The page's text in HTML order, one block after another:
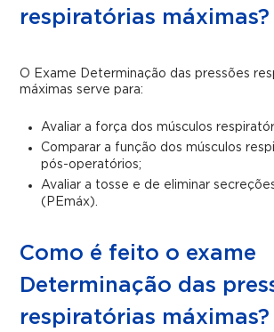
respiratórias máximas?
O Exame Determinação das pressões
máximas serve para:
Avaliar a força dos músculos
Comparar a função dos músculos
pós-operatórios;
Avaliar a tosse e de eliminar
(PEmáx).
Como é feito o exame
Determinação das
respiratórias máximas?